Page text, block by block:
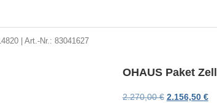
| Art.-Nr.: 83041627
OHAUS Paket
2.270,00€ 2.156,50 €